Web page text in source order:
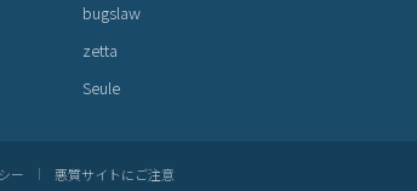
bugslaw
zetta
Seule
ー 悪質サイトにご注意